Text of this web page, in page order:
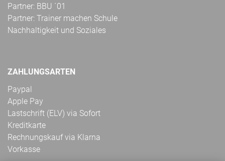
Partner: BBU ´01
Partner: Trainer machen Schule
Nachhaltigkeit und Soziales
ZAHLUNGSARTEN
Paypal
Apple Pay
Lastschrift (ELV) via Sofort
Kreditkarte
Rechnungskauf via Klarna
Vorkasse